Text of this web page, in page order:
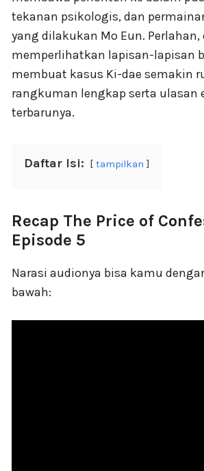
tekanan psikologis, dan
yang dilakukan Mo Eun.
memperlihatkan lapisan-lapisan
membuat kasus Ki-dae semakin
rangkuman lengkap serta ulasan
terbarunya.
Daftar Isi: tampilkan
Recap The Price of
Episode 5
Narasi audionya bisa kamu
bawah: